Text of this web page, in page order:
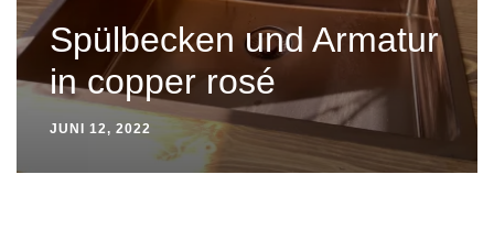
Spülbecken und Armatur
in copper rosé
JUNI 12, 2022